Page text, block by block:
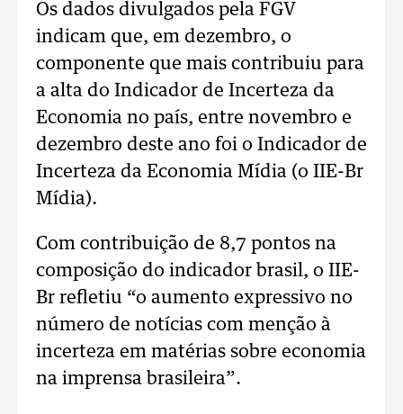
Os dados divulgados pela FGV
indicam que, em dezembro, o
componente que mais contribuiu para
a alta do Indicador de Incerteza da
Economia no país, entre novembro e
dezembro deste ano foi o Indicador de
Incerteza da Economia Mídia (o IIE-Br
Mídia).
Com contribuição de 8,7 pontos na
composição do indicador brasil, o IIE-
Br refletiu “o aumento expressivo no
número de notícias com menção à
incerteza em matérias sobre economia
na imprensa brasileira”.